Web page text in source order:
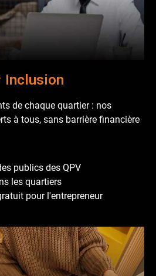
Inclusion
de chaque quartier : nos
à tous, sans barrière financière
publics des QPV
les quartiers
pour l'entrepreneur